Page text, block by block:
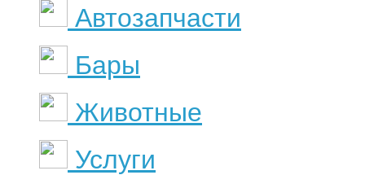
Автозапчасти
Бары
Животные
Услуги